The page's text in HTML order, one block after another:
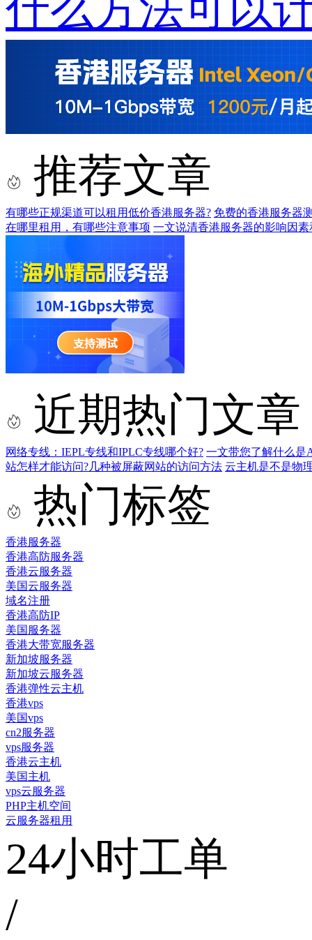
推荐文章
有哪些正规渠道可以租用低价香港服务器? 免费的香港服务器
在哪里租用，有哪些注意事项 一文说清香港服务器的影响因
近期热门文章
网络专线：IEPL专线和IPLC专线哪个好? 一文带您了解什么是
站怎样才能访问?几种被屏蔽网站的访问方法 云主机是不是物
热门标签
香港服务器
香港高防服务器
香港云服务器
美国云服务器
域名注册
香港高防IP
美国服务器
香港大带宽服务器
新加坡服务器
新加坡云服务器
香港弹性云主机
香港vps
美国vps
cn2服务器
vps服务器
香港云主机
美国主机
vps云服务器
PHP主机空间
云服务器租用
24小时工单
/